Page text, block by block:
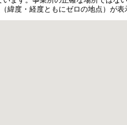
度・経度ともにゼロの地点）が表